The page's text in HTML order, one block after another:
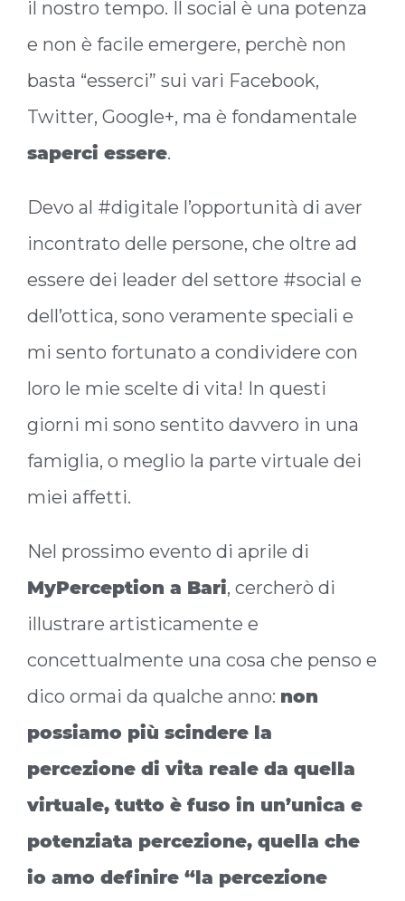
il nostro tempo. Il social è una potenza
e non è facile emergere, perchè non
basta “esserci” sui vari Facebook,
Twitter, Google+, ma è fondamentale
saperci essere.
Devo al #digitale l’opportunità di aver
incontrato delle persone, che oltre ad
essere dei leader del settore #social e
dell’ottica, sono veramente speciali e
mi sento fortunato a condividere con
loro le mie scelte di vita! In questi
giorni mi sono sentito davvero in una
famiglia, o meglio la parte virtuale dei
miei affetti.
Nel prossimo evento di aprile di
MyPerception a Bari, cercherò di
illustrare artisticamente e
concettualmente una cosa che penso e
dico ormai da qualche anno: non
possiamo più scindere la
percezione di vita reale da quella
virtuale, tutto è fuso in un’unica e
potenziata percezione, quella che
io amo definire “la percezione